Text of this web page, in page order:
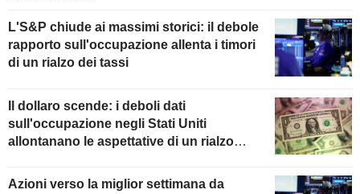
L'S&P chiude ai massimi storici: il debole
rapporto sull'occupazione allenta i timori
di un rialzo dei tassi
Il dollaro scende: i deboli dati
sull'occupazione negli Stati Uniti
allontanano le aspettative di un rialzo
Azioni verso la miglior settimana da